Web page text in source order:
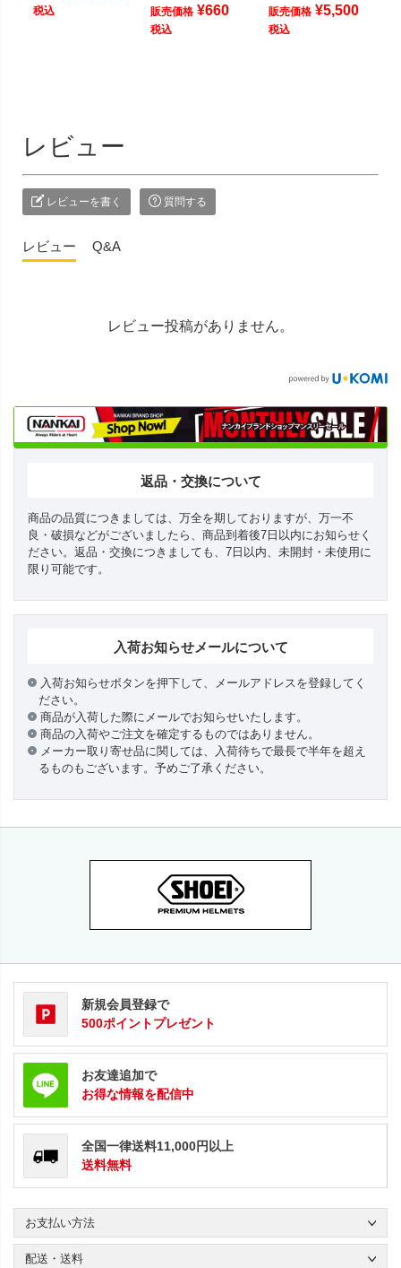
税込 販売価格 ¥660
税込
販売価格 ¥5,500
税込
レビュー
レビューを書く 質問する
レビュー Q&A
レビュー投稿がありません。
返品・交換について
商品の品質につきましては、万全を期しておりますが、万一不
良・破損などがございましたら、商品到着後7日以内にお知らせく
ださい。返品・交換につきましても、7日以内、未開封・未使用に
限り可能です。
入荷お知らせメールについて
入荷お知らせボタンを押下して、メールアドレスを登録してく
ださい。
商品が入荷した際にメールでお知らせいたします。
商品の入荷やご注文を確定するものではありません。
メーカー取り寄せ品に関しては、入荷待ちで最長で半年を超え
るものもございます。予めご了承ください。
新規会員登録で
500ポイントプレゼント
お友達追加で
お得な情報を配信中
全国一律送料11,000円以上
送料無料
お支払い方法
配送・送料